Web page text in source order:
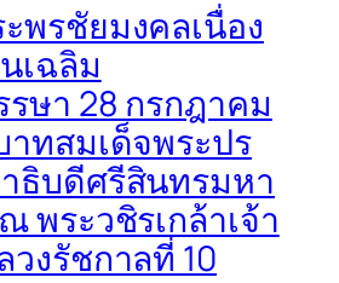
พรชัยมงคลเนื่อง
เฉลิม
ษา 28 กรกฎาคม
าทสมเด็จพระปร
ธิบดีศรีสินทรมหา
พระวชิรเกล้าเจ้า
งรัชกาลที่ 10